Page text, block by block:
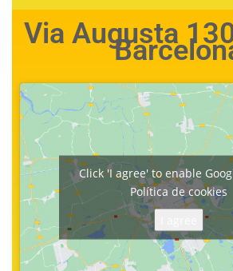
Via Augusta
Click 'I agree' to enable
Política de cookies